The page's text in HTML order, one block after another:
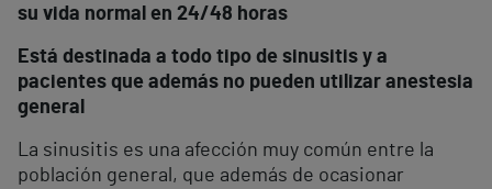
su vida normal en 24/48 horas
Está destinada a todo tipo de sinusitis y a
pacientes que además no pueden utilizar anestesia
general
La sinusitis es una afección muy común entre la
población general, que además de ocasionar